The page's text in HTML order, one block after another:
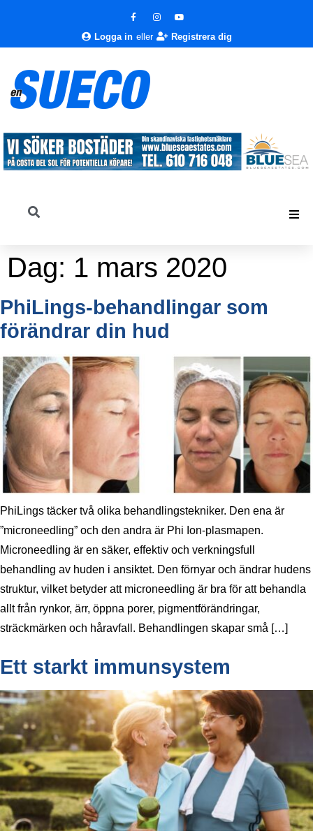
Logga in eller Registrera dig
Dag: 1 mars 2020
PhiLings-behandlingar som
förändrar din hud
PhiLings täcker två olika behandlingstekniker. Den ena är
”microneedling” och den andra är Phi Ion-plasmapen.
Microneedling är en säker, effektiv och verkningsfull
behandling av huden i ansiktet. Den förnyar och ändrar hudens
struktur, vilket betyder att microneedling är bra för att behandla
allt från rynkor, ärr, öppna porer, pigmentförändringar,
sträckmärken och håravfall. Behandlingen skapar små […]
Ett starkt immunsystem